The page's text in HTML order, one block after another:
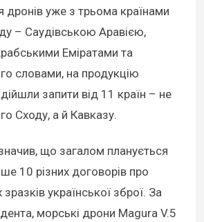
дронів уже з трьома країнами
– Саудівською Аравією,
Еміратами та
словами, на продукцію
запити від 11 країн – не
Сходу, а й Кавказу.
що загалом планується
10 різних договорів про
української зброї. За
морські дрони Magura V.5